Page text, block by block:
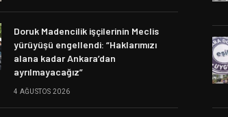
Doruk Madencilik işçilerinin Meclis
yürüyüşü engellendi: “Haklarımızı
alana kadar Ankara’dan
ayrılmayacağız”
4 AĞUSTOS 2026